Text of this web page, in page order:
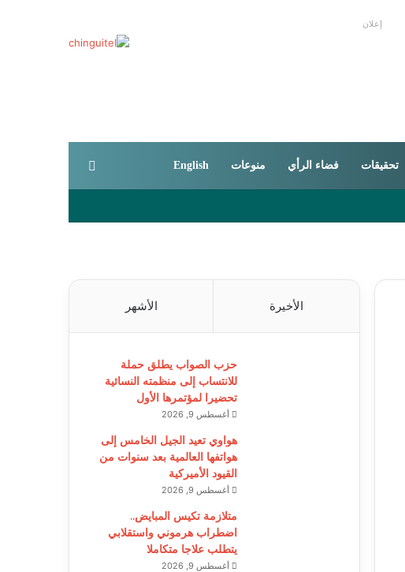
إعلان
تحقيقات فضاء الرأي منوعات English
الأخيرة الأشهر
حزب الصواب يطلق حملة
للانتساب إلى منظمته النسائية
تحضيرا لمؤتمرها الأول
أغسطس 9, 2026
هواوي تعيد الجيل الخامس إلى
هواتفها العالمية بعد سنوات من
القيود الأميركية
أغسطس 9, 2026
متلازمة تكيس المبايض..
اضطراب هرموني واستقلابي
يتطلب علاجا متكاملا
أغسطس 9, 2026